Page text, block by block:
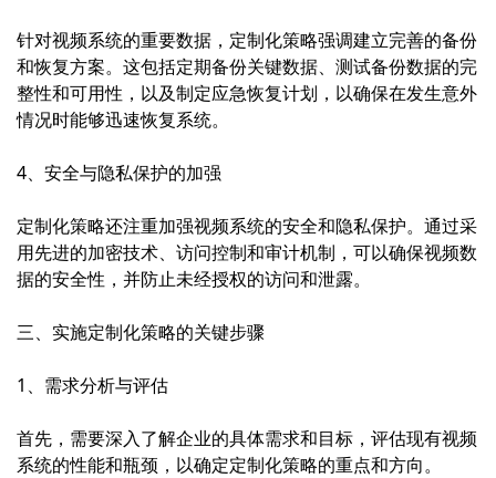
针对视频系统的重要数据，定制化策略强调建立完善的备份
和恢复方案。这包括定期备份关键数据、测试备份数据的完
整性和可用性，以及制定应急恢复计划，以确保在发生意外
情况时能够迅速恢复系统。
4、安全与隐私保护的加强
定制化策略还注重加强视频系统的安全和隐私保护。通过采
用先进的加密技术、访问控制和审计机制，可以确保视频数
据的安全性，并防止未经授权的访问和泄露。
三、实施定制化策略的关键步骤
1、需求分析与评估
首先，需要深入了解企业的具体需求和目标，评估现有视频
系统的性能和瓶颈，以确定定制化策略的重点和方向。